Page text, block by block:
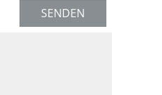
SENDEN